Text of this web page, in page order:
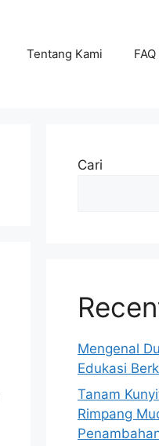
Tentang Kami FAQ
Cari
Mengenal
Edukasi
Tanam
Rimpang